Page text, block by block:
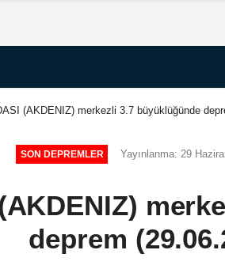
(AKDENIZ) merkezli 3.7 büyüklüğünde
SON DEPREMLER Yayınlanma: 29
deprem